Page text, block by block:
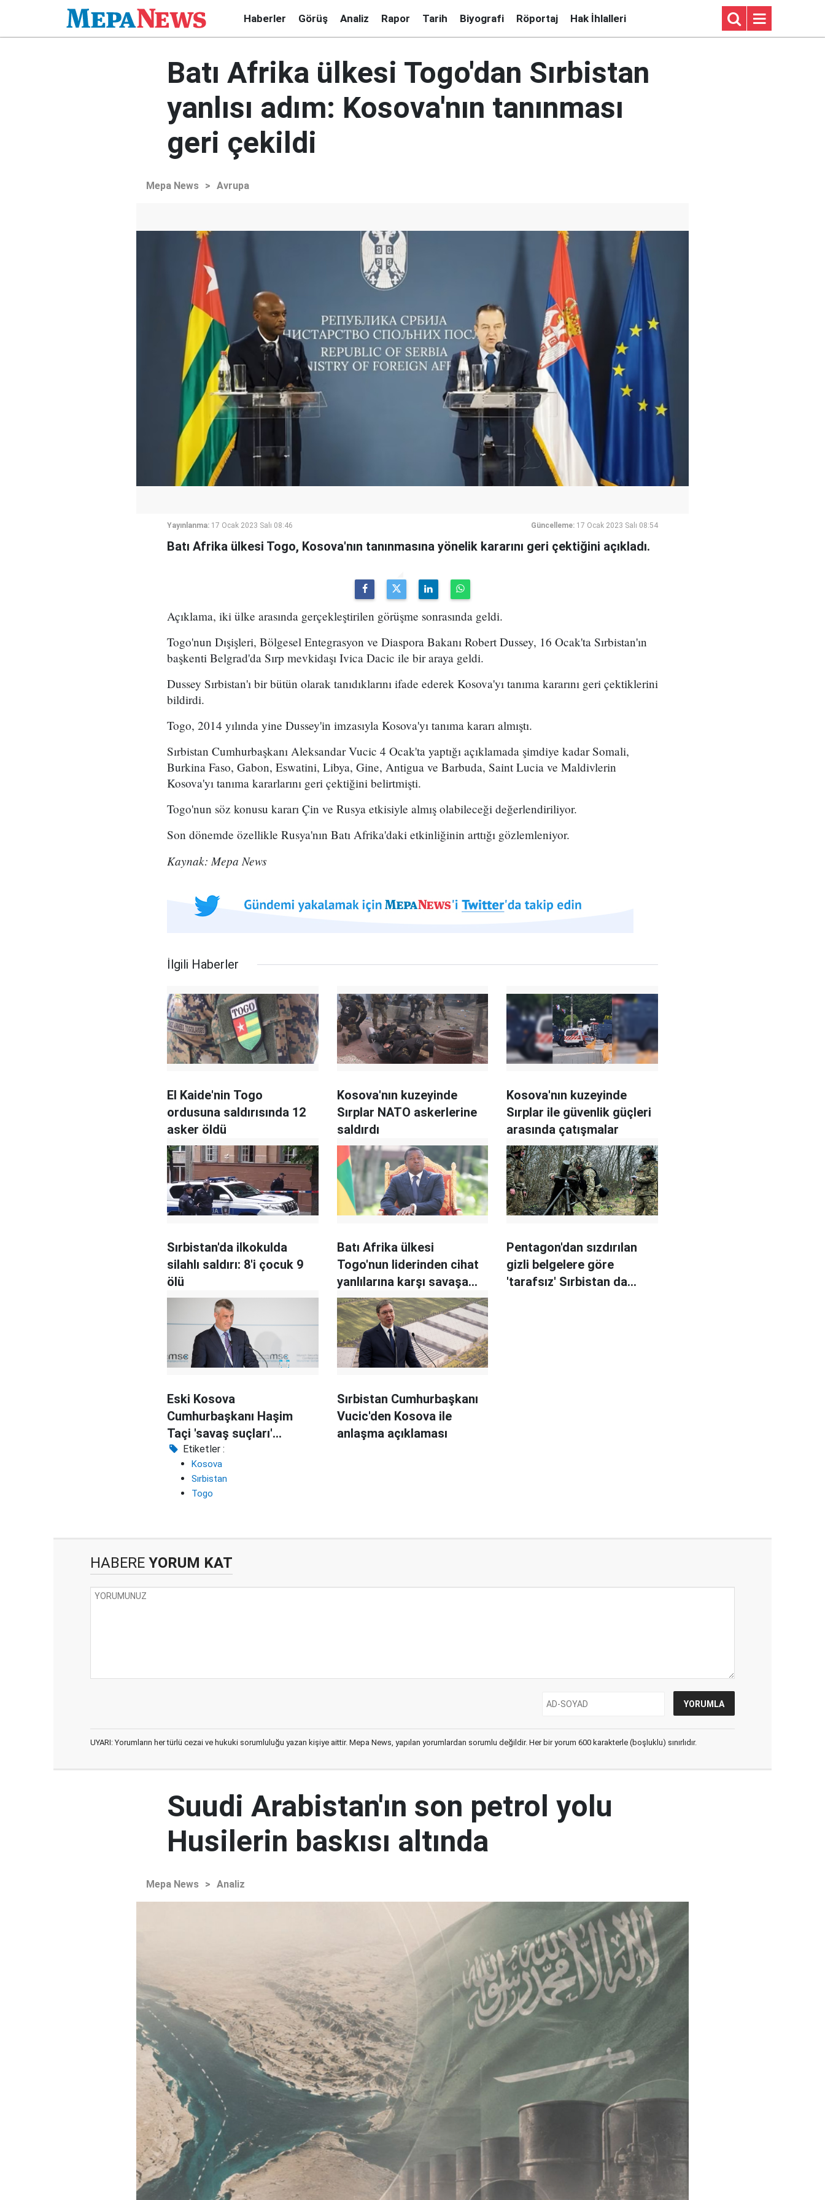
Haberler Görüş Analiz Rapor Tarih Biyografi Röportaj Hak İhlalleri
Batı Afrika ülkesi Togo'dan Sırbistan
yanlısı adım: Kosova'nın tanınması
geri çekildi
Mepa News > Avrupa
Yayınlanma: 17 Ocak 2023 Salı 08:46 Güncelleme: 17 Ocak 2023 Salı 08:54
Batı Afrika ülkesi Togo, Kosova'nın tanınmasına yönelik kararını geri çektiğini açıkladı.
Açıklama, iki ülke arasında gerçekleştirilen görüşme sonrasında geldi.
Togo'nun Dışişleri, Bölgesel Entegrasyon ve Diaspora Bakanı Robert Dussey, 16 Ocak'ta Sırbistan'ın
başkenti Belgrad'da Sırp mevkidaşı Ivica Dacic ile bir araya geldi.
Dussey Sırbistan'ı bir bütün olarak tanıdıklarını ifade ederek Kosova'yı tanıma kararını geri çektiklerini
bildirdi.
Togo, 2014 yılında yine Dussey'in imzasıyla Kosova'yı tanıma kararı almıştı.
Sırbistan Cumhurbaşkanı Aleksandar Vucic 4 Ocak'ta yaptığı açıklamada şimdiye kadar Somali,
Burkina Faso, Gabon, Eswatini, Libya, Gine, Antigua ve Barbuda, Saint Lucia ve Maldivlerin
Kosova'yı tanıma kararlarını geri çektiğini belirtmişti.
Togo'nun söz konusu kararı Çin ve Rusya etkisiyle almış olabileceği değerlendiriliyor.
Son dönemde özellikle Rusya'nın Batı Afrika'daki etkinliğinin arttığı gözlemleniyor.
Kaynak: Mepa News
İlgili Haberler
El Kaide'nin Togo
ordusuna saldırısında 12
asker öldü
Kosova'nın kuzeyinde
Sırplar NATO askerlerine
saldırdı
Kosova'nın kuzeyinde
Sırplar ile güvenlik güçleri
arasında çatışmalar
Sırbistan'da ilkokulda
silahlı saldırı: 8'i çocuk 9
ölü
Batı Afrika ülkesi
Togo'nun liderinden cihat
yanlılarına karşı savaşa
dair açıklamalar
Pentagon'dan sızdırılan
gizli belgelere göre
'tarafsız' Sırbistan da
Eski Kosova
Cumhurbaşkanı Haşim
Taçi 'savaş suçları'
iddiasıyla hakim
karşısında
Sırbistan Cumhurbaşkanı
Vucic'den Kosova ile
anlaşma açıklaması
Etiketler :
Kosova
Sırbistan
Togo
HABERE YORUM KAT
UYARI: Yorumların her türlü cezai ve hukuki sorumluluğu yazan kişiye aittir. Mepa News, yapılan yorumlardan sorumlu değildir. Her bir yorum 600 karakterle (boşluklu) sınırlıdır.
Suudi Arabistan'ın son petrol yolu
Husilerin baskısı altında
Mepa News > Analiz